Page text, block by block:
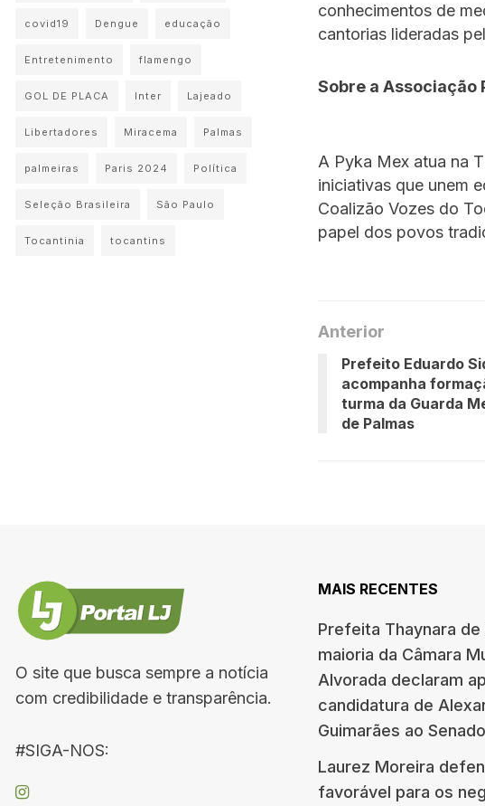
conhecimentos de
cantorias lideradas
Sobre a Associação
A Pyka Mex atua na
iniciativas que unem
Coalizão Vozes do
papel dos povos
Anterior
Prefeito Eduardo
acompanha
turma da Guarda
de Palmas
covid19 Dengue educação
Entretenimento flamengo
GOL DE PLACA Inter Lajeado
Libertadores Miracema Palmas
palmeiras Paris 2024 Política
Seleção Brasileira São Paulo
Tocantinia tocantins
O site que busca sempre a notícia
com credibilidade e transparência.
#SIGA-NOS:
MAIS RECENTES
Prefeita Thaynara de
maioria da Câmara
Alvorada declaram
candidatura de
Guimarães ao Senado
Laurez Moreira
favorável para os